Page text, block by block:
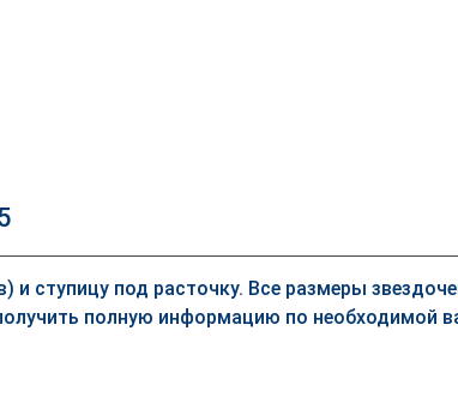
и ступицу под расточку. Все размеры
полную информацию по необходимой